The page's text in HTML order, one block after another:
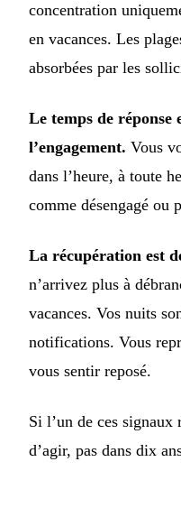
concentration
en vacances. Les
absorbées par les
Le temps de réponse
l’engagement. Vous
dans l’heure, à toute
comme désengagé ou
La récupération est
n’arrivez plus à
vacances. Vos nuits
notifications. Vous
vous sentir reposé.
Si l’un de ces signaux
d’agir, pas dans dix